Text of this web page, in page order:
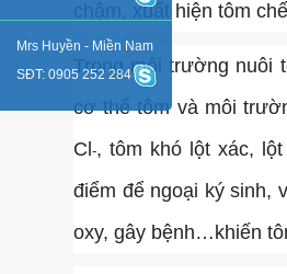
chậm, xuất hiện tôm
Trong môi trường nuôi
cơ thể tôm và môi
Cl-, tôm khó lột xác,
điểm để ngoại ký sinh,
oxy, gây bệnh…khiến
Mrs Huyền - Miền Nam
SĐT: 0905 252 284